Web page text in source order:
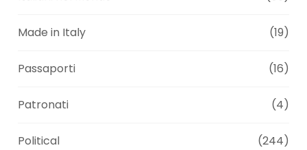
Made in Italy (19)
Passaporti (16)
Patronati (4)
Political (244)